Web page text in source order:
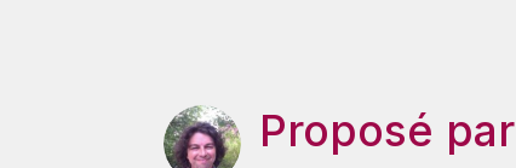
Proposé par